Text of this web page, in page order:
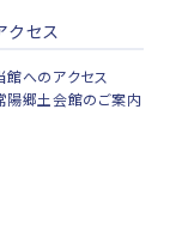
クセス
館へのアクセス
陽郷土会館のご案内